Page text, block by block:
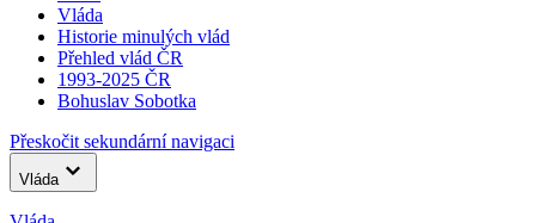
Vláda
Historie minulých vlád
Přehled vlád ČR
1993-2025 ČR
Bohuslav Sobotka
Přeskočit sekundární navigaci
Vláda